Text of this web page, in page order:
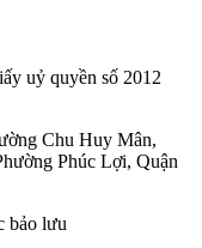
uỷ quyền số 2012
Chu Huy Mân,
Phúc Lợi, Quận
bảo lưu